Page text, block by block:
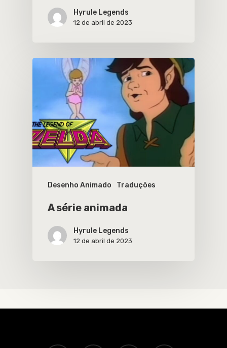
Hyrule Legends
12 de abril de 2023
Desenho Animado Traduções
A série animada
Hyrule Legends
12 de abril de 2023